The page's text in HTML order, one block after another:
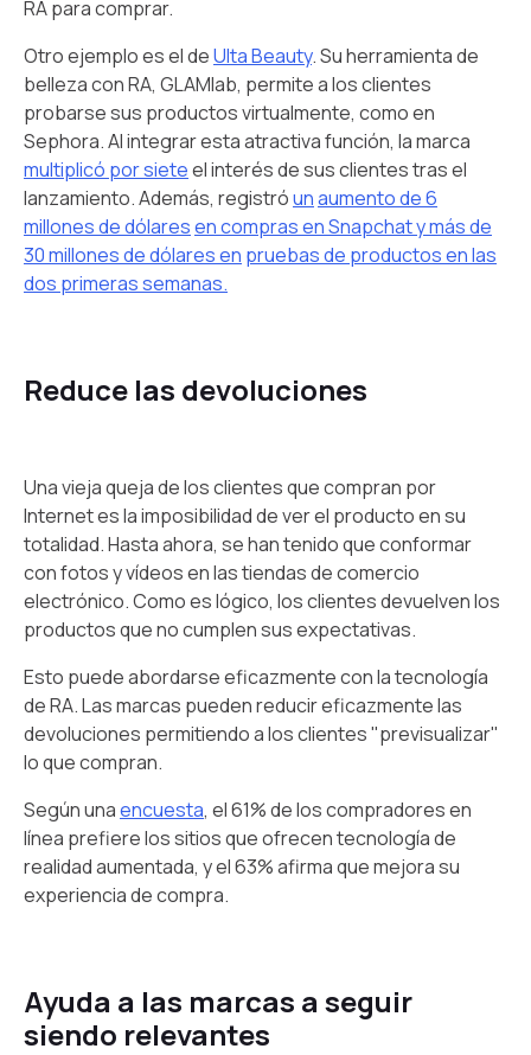
RA para comprar.
Otro ejemplo es el deUlta Beauty. Su herramienta de
belleza con RA, GLAMlab, permite a los clientes
probarse sus productos virtualmente, como en
Sephora. Al integrar esta atractiva función, la marca
multiplicó por sieteel interés de sus clientes tras el
lanzamiento. Además, registróunaumento de 6
millones de dólaresen compras en Snapchat y más de
30 millones de dólares en pruebas de productos en las
dos primeras semanas.
Reduce las devoluciones
Una vieja queja de los clientes que compran por
Internet es la imposibilidad de ver el producto en su
totalidad. Hasta ahora, se han tenido que conformar
con fotos y vídeos en las tiendas de comercio
electrónico. Como es lógico, los clientes devuelven los
productos que no cumplen sus expectativas.
Esto puede abordarse eficazmente con la tecnología
de RA. Las marcas pueden reducir eficazmente las
devoluciones permitiendo a los clientes "previsualizar"
lo que compran.
Según unaencuesta, el 61% de los compradores en
línea prefiere los sitios que ofrecen tecnología de
realidad aumentada, y el 63% afirma que mejora su
experiencia de compra.
Ayuda a las marcas a seguir
siendo relevantes